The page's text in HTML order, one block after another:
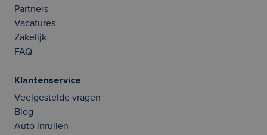
Partners
Vacatures
Zakelijk
FAQ
Klantenservice
Veelgestelde vragen
Blog
Auto inruilen